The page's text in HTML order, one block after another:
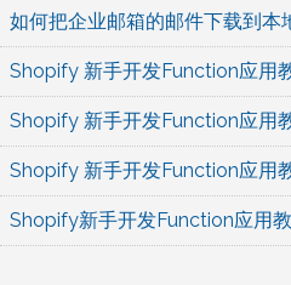
如何把企业邮箱的邮件下载到本
Shopify 新手开发Function应用
Shopify 新手开发Function应用
Shopify 新手开发Function应用
Shopify新手开发Function应用